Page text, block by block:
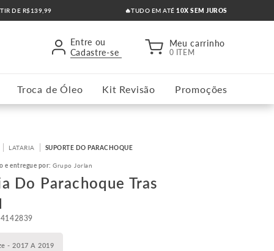
DE R$139,99 🔥TUDO EM ATÉ10X SEM JUROS
Entre ou
Cadastre-se
Meu carrinho
0 ITEM
Troca de Óleo Kit Revisão Promoções
LATARIA SUPORTE DO PARACHOQUE
e entregue por:Grupo Jorlan
Do Parachoque Tras
- 2017 A 2019